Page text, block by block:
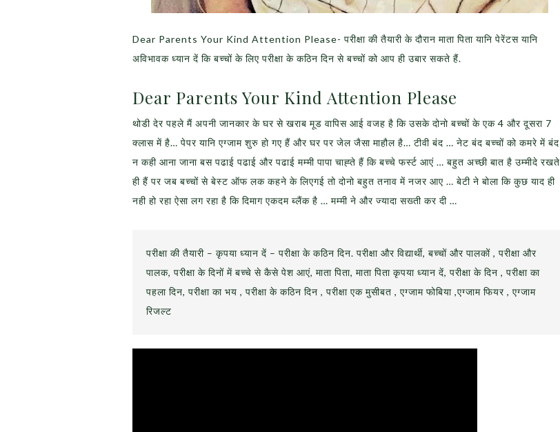
Dear Parents Your Kind Attention Please- परीक्षा की तैयारी के दौरान माता पिता यानि पेरेंटस यानि
अविभावक ध्यान दें कि बच्चों के लिए परीक्षा के कठिन दिन से बच्चों को आप ही उबार सकते हैं.
Dear Parents Your Kind Attention Please
थोडी देर पहले मैं अपनी जानकार के घर से खराब मूड वापिस आई वजह है कि उसके दोनो बच्चों के एक 4 और दूसरा 7
क्लास में है… पेपर यानि एग्जाम शुरु हो गए हैं और घर पर जेल जैसा माहौल है… टीवी बंद … नेट बंद बच्चों को कमरे में बंद
न कही आना जाना बस पढाई पढाई और पढाई मम्मी पापा चाह्ते हैं कि बच्चे फर्स्ट आएं … बहुत अच्छी बात है उम्मीदे रखते
ही हैं पर जब बच्चों से बेस्ट ऑफ लक कहने के लिएगई तो दोनो बहुत तनाव में नजर आए … बेटी ने बोला कि कुछ याद ही
नही हो रहा ऐसा लग रहा है कि दिमाग एकदम ब्लैंक है … मम्मी ने और ज्यादा सख्ती कर दी …
परीक्षा की तैयारी – कृपया ध्यान दें – परीक्षा के कठिन दिन. परीक्षा और विद्यार्थी, बच्चों और पालकों , परीक्षा और
पालक, परीक्षा के दिनों में बच्चे से कैसे पेश आएं, माता पिता, माता पिता कृपया ध्यान दें, परीक्षा के दिन , परीक्षा का
पहला दिन, परीक्षा का भय , परीक्षा के कठिन दिन , परीक्षा एक मुसीबत , एग्जाम फोबिया ,एग्जाम फियर , एग्जाम
रिजल्ट